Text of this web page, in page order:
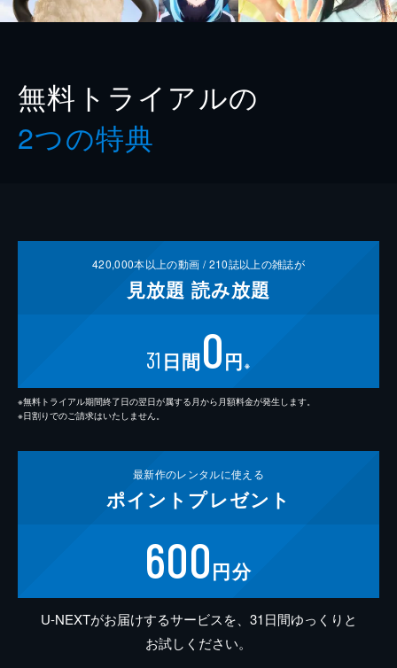
無料トライアルの
2つの特典
420,000本以上の動画 /210誌以上の雑誌が
見放題 読み放題
31 日間0円 ※
※無料トライアル期間終了日の翌日が属する月から月額料金が発生します。
※日割りでのご請求はいたしません。
最新作のレンタルに使える
ポイント プレゼント
600円分
U-NEXTがお届けするサービスを、31日間ゆっくりと
お試しください。